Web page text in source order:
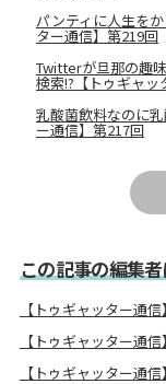
パンティに人生を
ター通信】第219回
Twitterが旦那の趣
検索!?【トゥギャ
乳酸菌飲料なのに
ー通信】第217回
この記事の編集
【トゥギャッター通
【トゥギャッター通
【トゥギャッター通